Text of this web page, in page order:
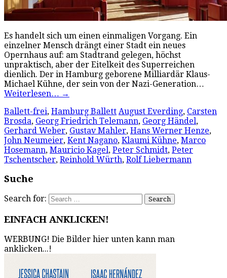
Es handelt sich um einen einmaligen Vorgang. Ein
einzelner Mensch drängt einer Stadt ein neues
Opernhaus auf: am Stadtrand gelegen, höchst
unpraktisch, aber der Eitelkeit des Superreichen
dienlich. Der in Hamburg geborene Milliardär Klaus-
Michael Kühne, der sein von der Nazi-Generation…
Weiterlesen… →
Ballett-frei, Hamburg Ballett August Everding, Carsten
Brosda, Georg Friedrich Telemann, Georg Händel,
Gerhard Weber, Gustav Mahler, Hans Werner Henze,
John Neumeier, Kent Nagano, Klaumi Kühne, Marco
Hosemann, Mauricio Kagel, Peter Schmidt, Peter
Tschentscher, Reinhold Würth, Rolf Liebermann
Suche
Search for:
EINFACH ANKLICKEN!
WERBUNG! Die Bilder hier unten kann man
anklicken...!